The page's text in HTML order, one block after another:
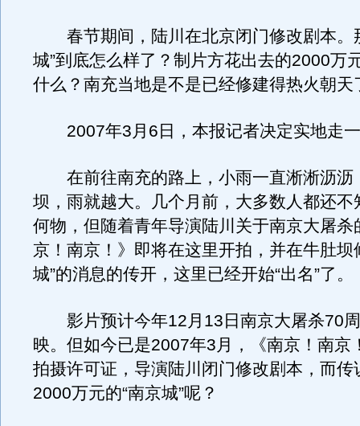
春节期间，陆川在北京闭门修改剧本。
城”到底怎么样了？制片方花出去的2000万
什么？南充当地是不是已经修建得热火朝天
2007年3月6日，本报记者决定实地走
在前往南充的路上，小雨一直淅淅沥沥
坝，雨就越大。几个月前，大多数人都还不
何物，但随着青年导演陆川关于南京大屠杀
京！南京！》即将在这里开拍，并在牛肚坝
城”的消息的传开，这里已经开始“出名”了。
影片预计今年12月13日南京大屠杀70
映。但如今已是2007年3月，《南京！南京
拍摄许可证，导演陆川闭门修改剧本，而传
2000万元的“南京城”呢？